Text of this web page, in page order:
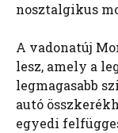
nosztalgikus
A vadonatúj
lesz, amely a
legmagasabb
autó
egyedi